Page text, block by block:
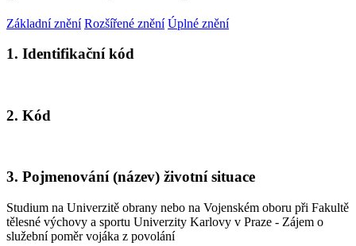
Základní znění Rozšířené znění Úplné znění
1. Identifikační kód
2. Kód
3. Pojmenování (název) životní situace
Studium na Univerzitě obrany nebo na Vojenském oboru při Fakultě
tělesné výchovy a sportu Univerzity Karlovy v Praze - Zájem o
služební poměr vojáka z povolání